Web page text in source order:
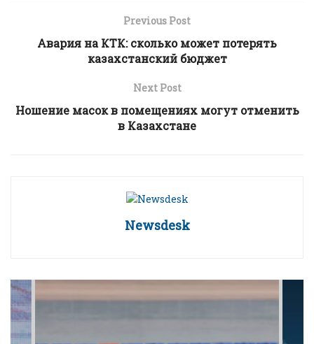
Previous Post
Авария на КТК: сколько может потерять
казахстанский бюджет
Next Post
Ношение масок в помещениях могут отменить
в Казахстане
Newsdesk